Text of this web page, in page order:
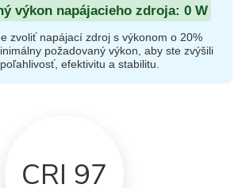
výkon napájacieho zdroja: 0 W
zvoliť napájací zdroj s výkonom o 20%
požadovaný výkon, aby ste zvýšili
efektivitu a stabilitu.
CRI 97